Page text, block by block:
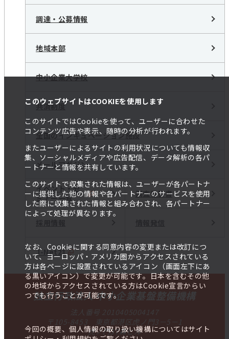
このウェブサイトはCOOKIEを使用します
このサイトではCookieを使って、ユーザーに合わせた
コンテンツ広告や表示、随時の分析が行われます。
またユーザーによるサイトの利用状況についても情報収
集、ソーシャルメディアや広告配信、データ解析の各パ
ートナーと情報を共有しています。
このサイトで収集された情報は、ユーザーが各パートナ
ーに提供した他の情報や各パートナーのサービスを使用
した際に収集された情報と組み合わされ、各パートナー
によって処理が異なります。
なお、Cookieに関する同意内容の変更または改訂につ
いて、ヨーロッパ・アメリカ圏からアクセスされている
方は各ページに設置されているアイコン（画面左下にあ
る黒いアイコン）で変更が可能です。日本を含むその他
の地域からアクセスされている方はCookie宣言からい
つでも行うことが可能です。
今回の概要、個人情報の取り扱い機構についてはサイト
調達・公募情報
地域本部
中小企業大学校
共済制度
全国のインキュベーション施設
メールマガジン
イベント・セ
ミナー一覧
調査報告書
J-Net21
独立行政法人 中小企業基盤整備機構
法人番号 2010405004147
〒105-8453 東京都港区虎ノ門3－5－1
虎ノ門37森ビル